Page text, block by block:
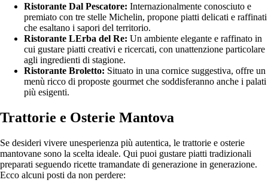
Ristorante Dal Pescatore: Internazionalmente conosciuto e
premiato con tre stelle Michelin, propone piatti delicati e raffinati
che esaltano i sapori del territorio.
Ristorante LErba del Re: Un ambiente elegante e raffinato in
cui gustare piatti creativi e ricercati, con unattenzione particolare
agli ingredienti di stagione.
Ristorante Broletto: Situato in una cornice suggestiva, offre un
menù ricco di proposte gourmet che soddisferanno anche i palati
più esigenti.
Trattorie e Osterie Mantova
Se desideri vivere unesperienza più autentica, le trattorie e osterie
mantovane sono la scelta ideale. Qui puoi gustare piatti tradizionali
preparati seguendo ricette tramandate di generazione in generazione.
Ecco alcuni posti da non perdere: